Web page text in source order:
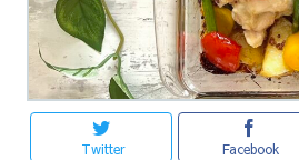
Twitter Facebook